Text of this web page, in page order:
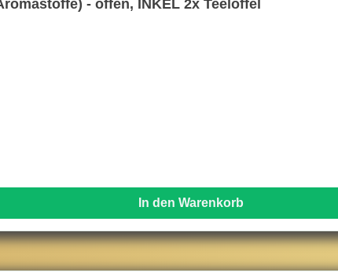
- offen, INKEL 2x Teelöffel
In den Warenkorb